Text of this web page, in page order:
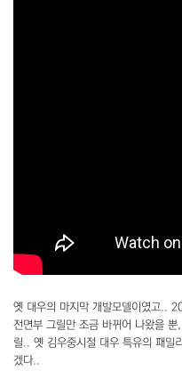
옛 대우의 마지막 개발모델이였고..
전면부 그릴만 조금 바뀌어 나왔을
릴.. 옛 김우중시절 대우 특유의 패밀
겠다..